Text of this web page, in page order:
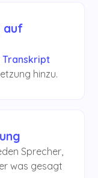
auf
Transkript
hinzu.
Sprecher,
was gesagt